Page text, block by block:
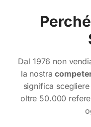
Dal 1976 non
la nostra
significa
oltre 50.000